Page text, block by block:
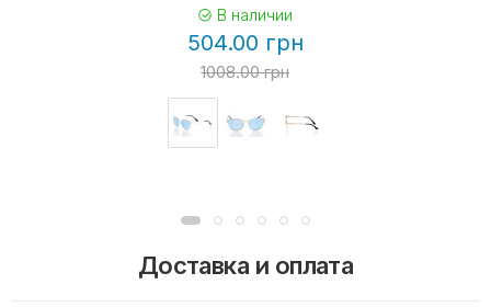
В наличии
504.00 грн
1008.00 грн
Доставка и оплата